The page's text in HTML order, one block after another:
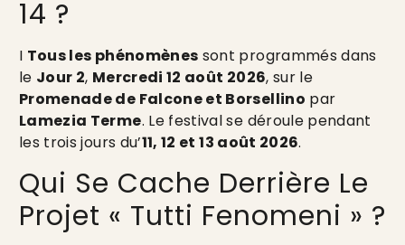
14 ?
I Tous les phénomènes sont programmés dans
le Jour 2, Mercredi 12 août 2026, sur le
Promenade de Falcone et Borsellino par
Lamezia Terme. Le festival se déroule pendant
les trois jours du’11, 12 et 13 août 2026.
Qui Se Cache Derrière Le
Projet « Tutti Fenomeni » ?